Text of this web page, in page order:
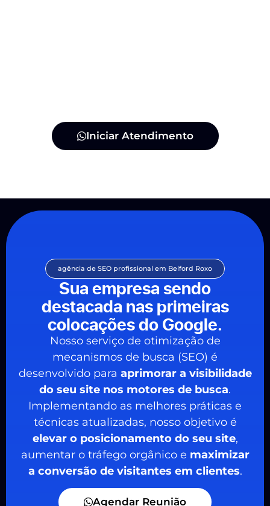
Iniciar Atendimento
agência de SEO profissional em Belford Roxo
Sua empresa sendo
destacada nas primeiras
colocações do Google.
Nosso serviço de otimização de
mecanismos de busca (SEO) é
desenvolvido para aprimorar a visibilidade
do seu site nos motores de busca.
Implementando as melhores práticas e
técnicas atualizadas, nosso objetivo é
elevar o posicionamento do seu site,
aumentar o tráfego orgânico e maximizar
a conversão de visitantes em clientes.
Agendar Reunião